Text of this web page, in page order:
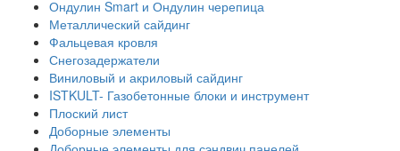
Ондулин Smart и Ондулин черепица
Металлический сайдинг
Фальцевая кровля
Снегозадержатели
Виниловый и акриловый сайдинг
ISTKULT- Газобетонные блоки и инструмент
Плоский лист
Доборные элементы